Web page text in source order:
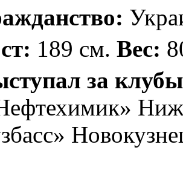
189 см.Вес:
за